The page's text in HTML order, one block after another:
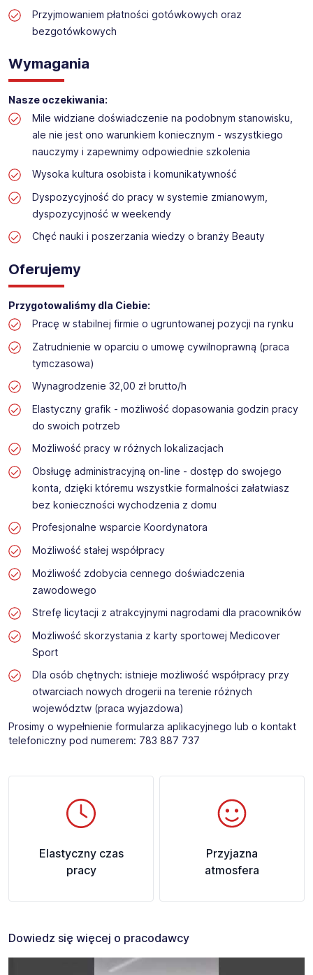
stanowisko:
Obsługa kasy i dokładanie towaru w drogerii
Lokalizacja: Kałuszyn
Przyjmowaniem płatności gotówkowych oraz
bezgotówkowych
Wymagania
Nasze oczekiwania:
Mile widziane doświadczenie na podobnym stanowisku,
ale nie jest ono warunkiem koniecznym - wszystkiego
nauczymy i zapewnimy odpowiednie szkolenia
Wysoka kultura osobista i komunikatywność
Dyspozycyjność do pracy w systemie zmianowym,
dyspozycyjność w weekendy
Chęć nauki i poszerzania wiedzy o branży Beauty
Oferujemy
Przygotowaliśmy dla Ciebie:
Pracę w stabilnej firmie o ugruntowanej pozycji na rynku
Zatrudnienie w oparciu o umowę cywilnoprawną (praca
tymczasowa)
Wynagrodzenie 32,00 zł brutto/h
Elastyczny grafik - możliwość dopasowania godzin pracy
do swoich potrzeb
Możliwość pracy w różnych lokalizacjach
Obsługę administracyjną on-line - dostęp do swojego
konta, dzięki któremu wszystkie formalności załatwiasz
bez konieczności wychodzenia z domu
Profesjonalne wsparcie Koordynatora
Możliwość stałej współpracy
Możliwość zdobycia cennego doświadczenia
zawodowego
Strefę licytacji z atrakcyjnymi nagrodami dla pracowników
Możliwość skorzystania z karty sportowej Medicover
Sport
Dla osób chętnych: istnieje możliwość współpracy przy
otwarciach nowych drogerii na terenie różnych
województw (praca wyjazdowa)
Prosimy o wypełnienie formularza aplikacyjnego lub o kontakt
telefoniczny pod numerem: 783 887 737
Elastyczny czas
pracy
Przyjazna
atmosfera
Dowiedz się więcej o pracodawcy